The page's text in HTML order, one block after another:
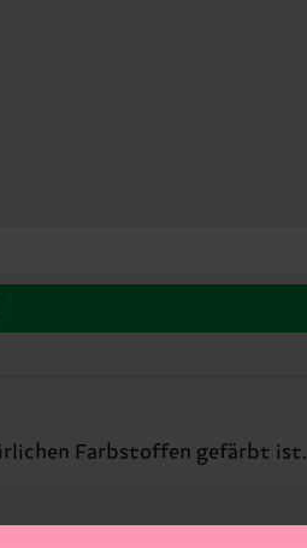
Farbstoffen gefärbt ist.